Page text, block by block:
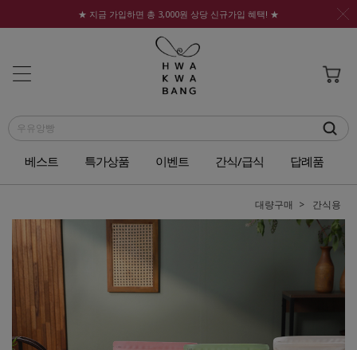
★ 지금 가입하면 총 3,000원 상당 신규가입 혜택! ★
베스트 특가상품 이벤트 간식/급식 답례품
대량구매 간식용